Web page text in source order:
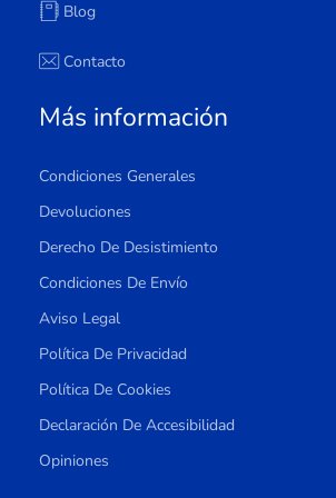
Blog
Contacto
Más información
Condiciones Generales
Devoluciones
Derecho De Desistimiento
Condiciones De Envío
Aviso Legal
Política De Privacidad
Política De Cookies
Declaración De Accesibilidad
Opiniones